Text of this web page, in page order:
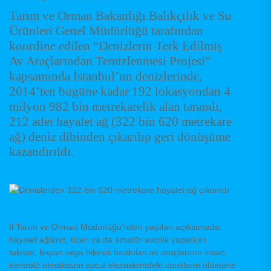
Tarım ve Orman Bakanlığı Balıkçılık ve Su
Ürünleri Genel Müdürlüğü tarafından
koordine edilen “Denizlerin Terk Edilmiş
Av Araçlarından Temizlenmesi Projesi”
kapsamında İstanbul’un denizlerinde,
2014’ten bugüne kadar 192 lokasyondan 4
milyon 982 bin metrekarelik alan tarandı,
212 adet hayalet ağ (322 bin 620 metrekare
ağ) deniz dibinden çıkarılıp geri dönüşüme
kazandırıldı.
İl Tarım ve Orman Müdürlüğü’nden yapılan açıklamada,
hayalet ağların, ticari ya da amatör avcılık yaparken
takılan, kopan veya bilerek bırakılan av araçlarının insan
kontrolü olmaksızın sucul ekosistemdeki canlıların ölümüne